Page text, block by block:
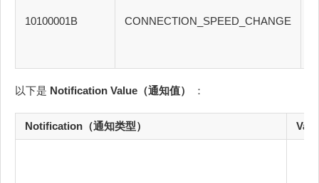
10100001B CONNECTION_SPEED_CHANGE
以下是 Notification Value（通知值） ：
Notification（通知类型）